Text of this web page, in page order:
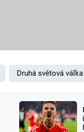
MARS
Záhady
Druhá světová válka